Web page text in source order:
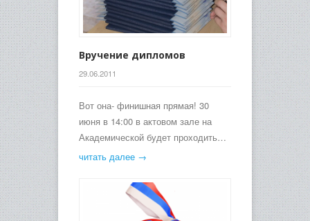
Вручение дипломов
29.06.2011
Вот она- финишная прямая! 30
июня в 14:00 в актовом зале на
Академической будет проходить…
читать далее →